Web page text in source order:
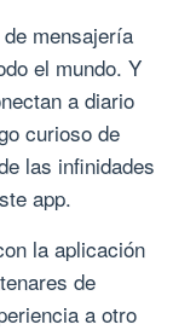
mensajería
el mundo. Y
a diario
curioso de
las infinidades
app.
la aplicación
de
a otro